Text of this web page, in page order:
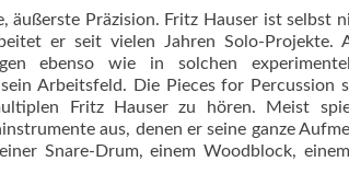
äußerste Präzision. Fritz Hauser ist selbst
er seit vielen Jahren Solo-Projekte.
ebenso wie in solchen
Arbeitsfeld. Die Pieces for Percussion
Fritz Hauser zu hören. Meist
aus, denen er seine ganze
Snare-Drum, einem Woodblock,